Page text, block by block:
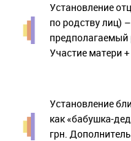
Установление
по родству лиц)
предполагаемый
Участие матери
Установление
как «бабушка-
грн.